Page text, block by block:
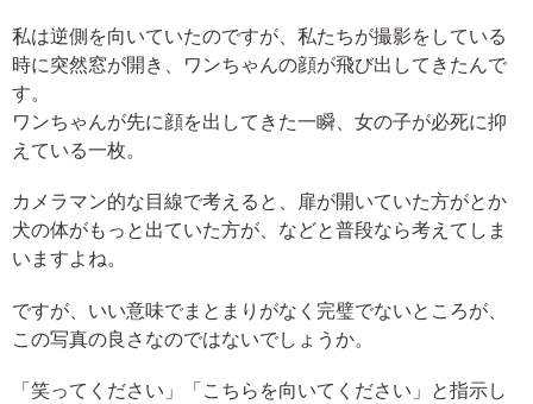
私は逆側を向いていたのですが、私たちが撮影をしている
時に突然窓が開き、ワンちゃんの顔が飛び出してきたんで
す。
ワンちゃんが先に顔を出してきた一瞬、女の子が必死に抑
えている一枚。
カメラマン的な目線で考えると、扉が開いていた方がとか
犬の体がもっと出ていた方が、などと普段なら考えてしま
いますよね。
ですが、いい意味でまとまりがなく完璧でないところが、
この写真の良さなのではないでしょうか。
「笑ってください」「こちらを向いてください」と指示し